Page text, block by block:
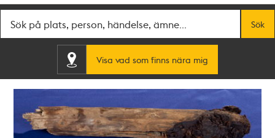
Sök
Visa vad som finns nära mig